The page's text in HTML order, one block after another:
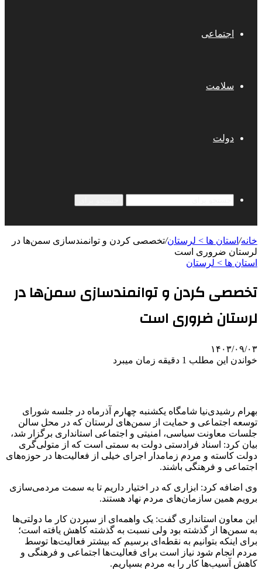
اجتماعی
سلامت
دولت
خانه/ استان ها > لرستان/تخصصی کردن و توانمندسازی سمن‌ها در
لرستان ضروری است
استان ها > لرستان
تخصصی کردن و توانمندسازی سمن‌ها در
لرستان ضروری است
۱۴۰۳/۰۹/۰۳
خواندن این مطلب 1 دقیقه زمان میبرد
بهرام رشیدی‌نیا شامگاه یکشنبه چهارم آذرماه در جلسه شورای
توسعه اجتماعی و حمایت از سمن‌های لرستان که در محل سالن
جلسات معاونت سیاسی، امنیتی و اجتماعی استانداری برگزار شد،
بیان کرد: اسناد فرادستی دولت به سمتی است که از متولی‌گری
دولت کاسته و مردم زمامدار اجرای خیلی از فعالیت‌ها در حوزه‌های
اجتماعی و فرهنگی باشند.
وی اضافه کرد: ابزاری که در اختیار داریم تا به سمت مردمی‌سازی
برویم همین سازمان‌های مردم نهاد هستند.
این معاون استانداری گفت: یک واهمه‌ای از سپردن کار ما دولتی‌ها
به سمن‌ها از گذشته بود ولی نسبت به گذشته کاهش یافته است؛
برای اینکه بتوانیم به نقطه‌ای برسیم که بیشتر فعالیت‌ها توسط
مردم انجام شود نیاز است برای فعالیت‌ها اجتماعی و فرهنگی و
کاهش آسیب‌ها کار را به مردم بسپاریم.